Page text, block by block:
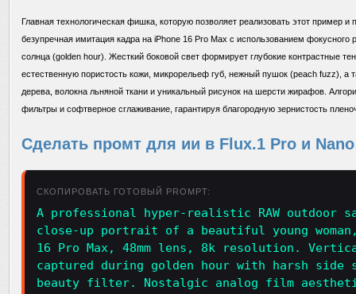
Главная технологическая фишка, которую позволяет реализовать этот пример и
безупречная имитация кадра на iPhone 16 Pro Max с использованием фокусного
солнца (golden hour). Жесткий боковой свет формирует глубокие контрастные
естественную пористость кожи, микрорельеф губ, нежный пушок (peach fuzz), а
дерева, волокна льняной ткани и уникальный рисунок на шерсти жирафов.
фильтры и софтверное сглаживание, гарантируя благородную зернистость
Сделать промт для ии в Flux.1 Pro и
СКОПИРОВАТЬ ГОТОВЫЙ PROMPT:
A professional hyper-realistic RAW
close-up portrait of a beautiful young
16 Pro Max, 48mm lens, 8k resolution.
captured during golden hour with harsh side
beauty filter. Nostalgic analog film